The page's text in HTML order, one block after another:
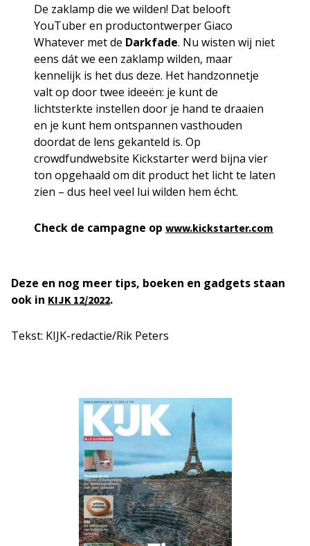
De zaklamp die we wilden! Dat belooft
YouTuber en productontwerper Giaco
Whatever met de Darkfade. Nu wisten wij niet
eens dát we een zaklamp wilden, maar
kennelijk is het dus deze. Het handzonnetje
valt op door twee ideeën: je kunt de
lichtsterkte instellen door je hand te draaien
en je kunt hem ontspannen vasthouden
doordat de lens gekanteld is. Op
crowdfundwebsite Kickstarter werd bijna vier
ton opgehaald om dit product het licht te laten
zien – dus heel veel lui wilden hem écht.
Check de campagne opwww.kickstarter.com
Deze en nog meer tips, boeken en gadgets staan
ook in KIJK 12/2022.
Tekst: KIJK-redactie/Rik Peters